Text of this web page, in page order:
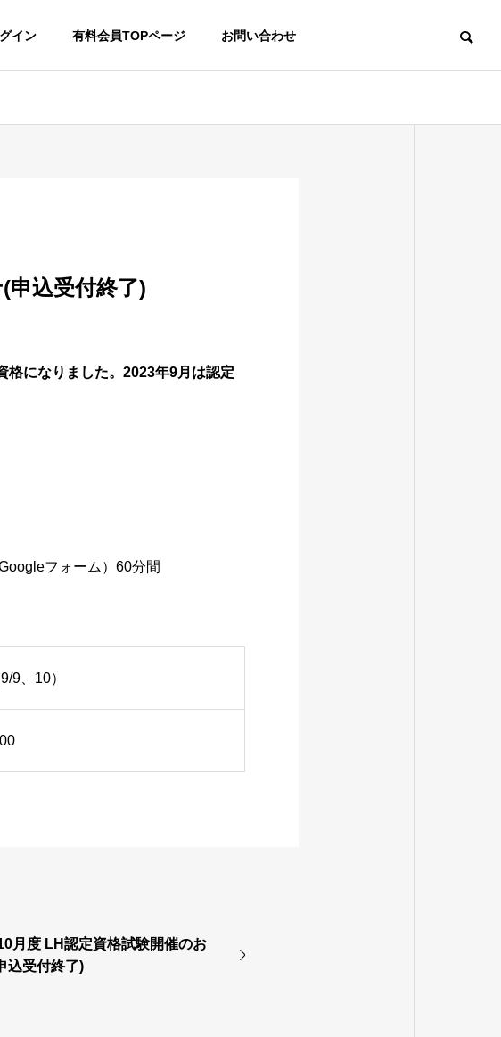
イン 有料会員TOPページ お問い合わせ
申込受付終了)
格になりました。2023年9月は認定
フォーム）60分間
9、10）
月度 LH認定資格試験開催のお
込受付終了)